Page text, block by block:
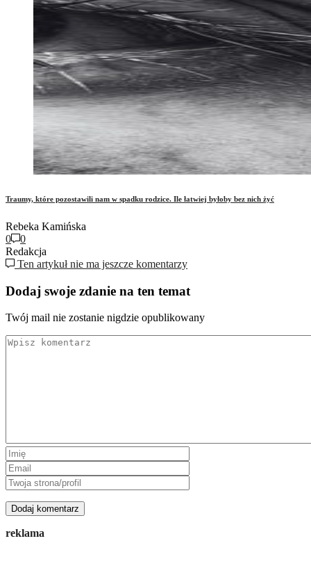
Traumy, które pozostawili nam w spadku rodzice. Ile łatwiej byłoby bez nich żyć
Rebeka Kamińska
0
0
Redakcja
Ten artykuł nie ma jeszcze komentarzy
Dodaj swoje zdanie na ten temat
Twój mail nie zostanie nigdzie opublikowany
reklama